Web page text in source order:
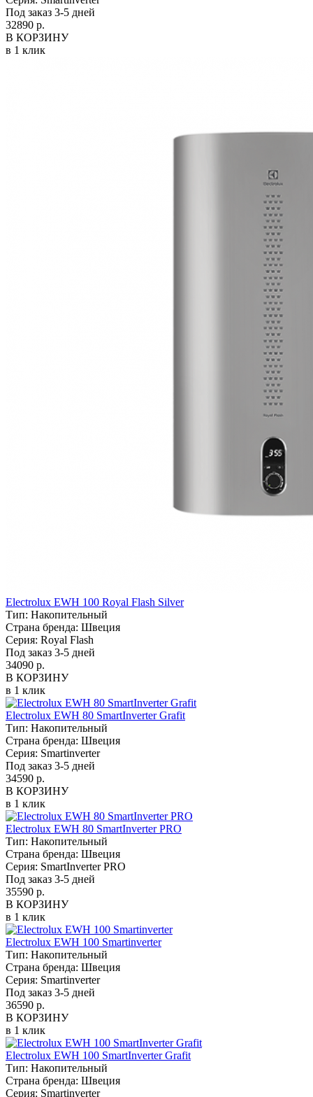
Под заказ 3-5 дней
32890 р.
В КОРЗИНУ
в 1 клик
Electrolux EWH 100 Royal Flash Silver
Тип: Накопительный
Страна бренда: Швеция
Серия: Royal Flash
Под заказ 3-5 дней
34090 р.
В КОРЗИНУ
в 1 клик
Electrolux EWH 80 SmartInverter Grafit
Тип: Накопительный
Страна бренда: Швеция
Серия: Smartinverter
Под заказ 3-5 дней
34590 р.
В КОРЗИНУ
в 1 клик
Electrolux EWH 80 SmartInverter PRO
Тип: Накопительный
Страна бренда: Швеция
Серия: SmartInverter PRO
Под заказ 3-5 дней
35590 р.
В КОРЗИНУ
в 1 клик
Electrolux EWH 100 Smartinverter
Тип: Накопительный
Страна бренда: Швеция
Серия: Smartinverter
Под заказ 3-5 дней
36590 р.
В КОРЗИНУ
в 1 клик
Electrolux EWH 100 SmartInverter Grafit
Тип: Накопительный
Страна бренда: Швеция
Серия: Smartinverter